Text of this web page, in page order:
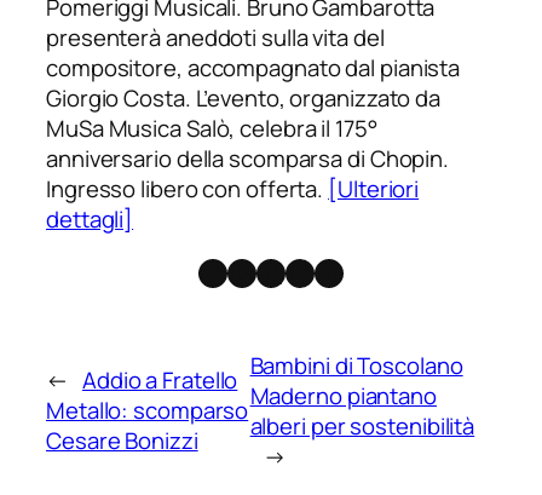
Pomeriggi Musicali. Bruno Gambarotta
presenterà aneddoti sulla vita del
compositore, accompagnato dal pianista
Giorgio Costa. L’evento, organizzato da
MuSa Musica Salò, celebra il 175°
anniversario della scomparsa di Chopin.
Ingresso libero con offerta. [Ulteriori
dettagli]
Facebook
Instagram
X Threads
Telegram
← Addio a Fratello
Metallo: scomparso
Cesare Bonizzi
Bambini di Toscolano
Maderno piantano
alberi per sostenibilità
→